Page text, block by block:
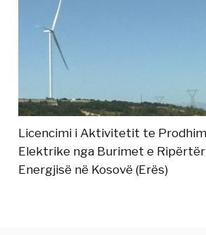
Licencimi i Aktivitetit te
Elektrike nga Burimet e
Energjisë në Kosovë (Erës)